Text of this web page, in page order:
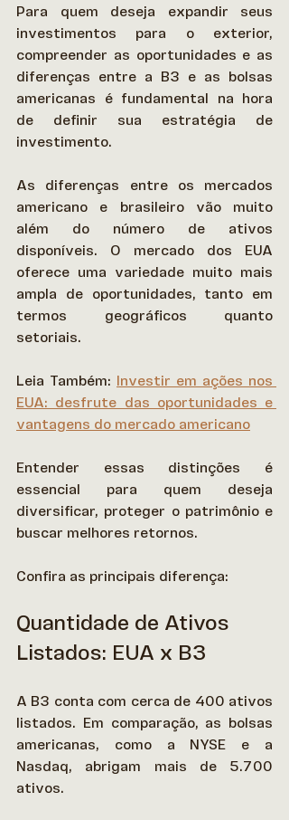
Para quem deseja expandir seus
investimentos para o exterior,
compreender as oportunidades e as
diferenças entre a B3 e as bolsas
americanas é fundamental na hora
de definir sua estratégia de
investimento.
As diferenças entre os mercados
americano e brasileiro vão muito
além do número de ativos
disponíveis. O mercado dos EUA
oferece uma variedade muito mais
ampla de oportunidades, tanto em
termos geográficos quanto
setoriais.
Leia Também: Investir em ações nos
EUA: desfrute das oportunidades e
vantagens do mercado americano
Entender essas distinções é
essencial para quem deseja
diversificar, proteger o patrimônio e
buscar melhores retornos.
Confira as principais diferença:
Quantidade de Ativos
Listados: EUA x B3
A B3 conta com cerca de 400 ativos
listados. Em comparação, as bolsas
americanas, como a NYSE e a
Nasdaq, abrigam mais de 5.700
ativos.